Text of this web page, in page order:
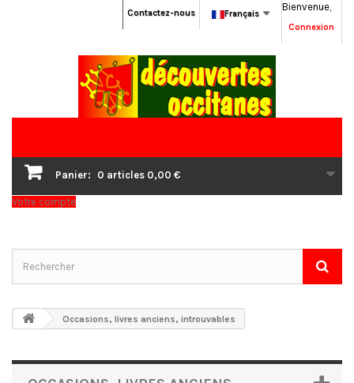
Bienvenue,
Connexion
Français
Contactez-nous
Panier: 0 articles 0,00 €
Votre compte
Occasions, livres anciens, introuvables